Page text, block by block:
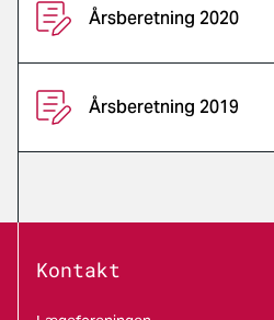
Årsberetning 2020
Årsberetning 2019
Kontakt